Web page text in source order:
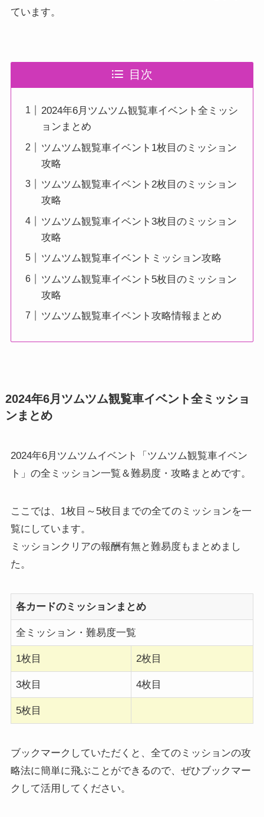
ています。
目次
2024年6月ツムツム観覧車イベント全ミッシ
ョンまとめ
ツムツム観覧車イベント1枚目のミッション
攻略
ツムツム観覧車イベント2枚目のミッション
攻略
ツムツム観覧車イベント3枚目のミッション
攻略
ツムツム観覧車イベントミッション攻略
ツムツム観覧車イベント5枚目のミッション
攻略
ツムツム観覧車イベント攻略情報まとめ
2024年6月ツムツム観覧車イベント全ミッショ
ンまとめ
2024年6月ツムツムイベント「ツムツム観覧車イベン
ト」の全ミッション一覧＆難易度・攻略まとめです。
ここでは、1枚目～5枚目までの全てのミッションを一
覧にしています。
ミッションクリアの報酬有無と難易度もまとめまし
た。
各カードのミッションまとめ
全ミッション・難易度一覧
1枚目 2枚目
3枚目 4枚目
5枚目
ブックマークしていただくと、全てのミッションの攻
略法に簡単に飛ぶことができるので、ぜひブックマー
クして活用してください。